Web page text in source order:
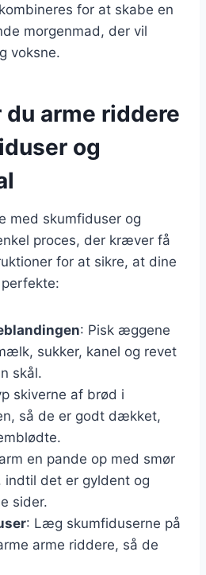
for at skabe en
morgenmad, der vil
voksne.
du arme riddere
og
med skumfiduser og
proces, der kræver få
for at sikre, at dine
: Pisk æggene
sukker, kanel og revet
skål.
skiverne af brød i
så de er godt dækket,
en pande op med smør
indtil det er gyldent og
sider.
: Læg skumfiduserne på
arme riddere, så de